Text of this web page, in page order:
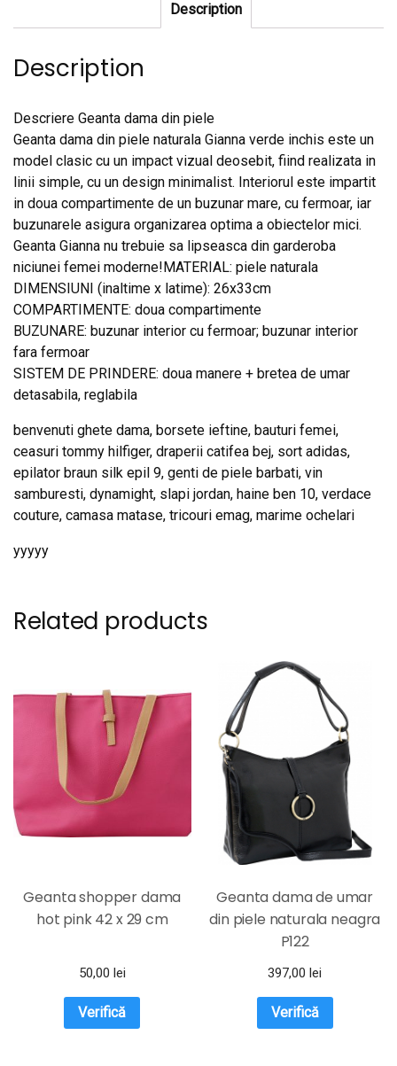
Description
Description
Descriere Geanta dama din piele
Geanta dama din piele naturala Gianna verde inchis este un
model clasic cu un impact vizual deosebit, fiind realizata in
linii simple, cu un design minimalist. Interiorul este impartit
in doua compartimente de un buzunar mare, cu fermoar, iar
buzunarele asigura organizarea optima a obiectelor mici.
Geanta Gianna nu trebuie sa lipseasca din garderoba
niciunei femei moderne!MATERIAL: piele naturala
DIMENSIUNI (inaltime x latime): 26x33cm
COMPARTIMENTE: doua compartimente
BUZUNARE: buzunar interior cu fermoar; buzunar interior
fara fermoar
SISTEM DE PRINDERE: doua manere + bretea de umar
detasabila, reglabila
benvenuti ghete dama, borsete ieftine, bauturi femei,
ceasuri tommy hilfiger, draperii catifea bej, sort adidas,
epilator braun silk epil 9, genti de piele barbati, vin
samburesti, dynamight, slapi jordan, haine ben 10, verdace
couture, camasa matase, tricouri emag, marime ochelari
yyyyy
Related products
Geanta shopper dama
hot pink 42 x 29 cm
50,00 lei
Verifică
Geanta dama de umar
din piele naturala neagra
P122
397,00lei
Verifică